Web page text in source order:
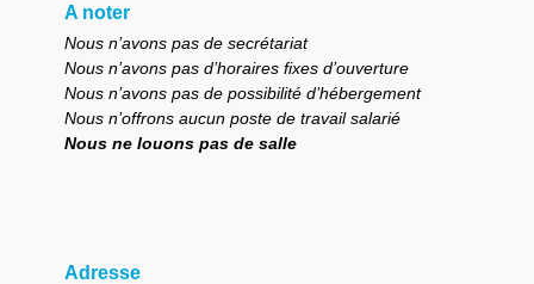
A noter
Nous n’avons pas de secrétariat
Nous n’avons pas d’horaires fixes d’ouverture
Nous n’avons pas de possibilité d’hébergement
Nous n’offrons aucun poste de travail salarié
Nous ne louons pas de salle
Adresse